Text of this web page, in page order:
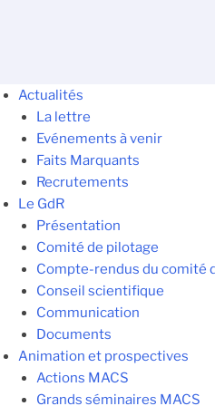
Actualités
La lettre
Evénements à venir
Faits Marquants
Recrutements
Le GdR
Présentation
Comité de pilotage
Compte-rendus du comité
Conseil scientifique
Communication
Documents
Animation et prospectives
Actions MACS
Grands séminaires MACS